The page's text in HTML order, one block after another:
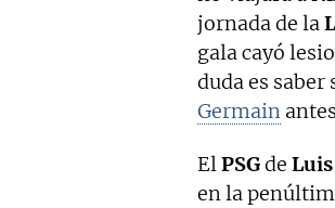
jornada de la
gala cayó
duda es
Germain
ElPSGde
en la